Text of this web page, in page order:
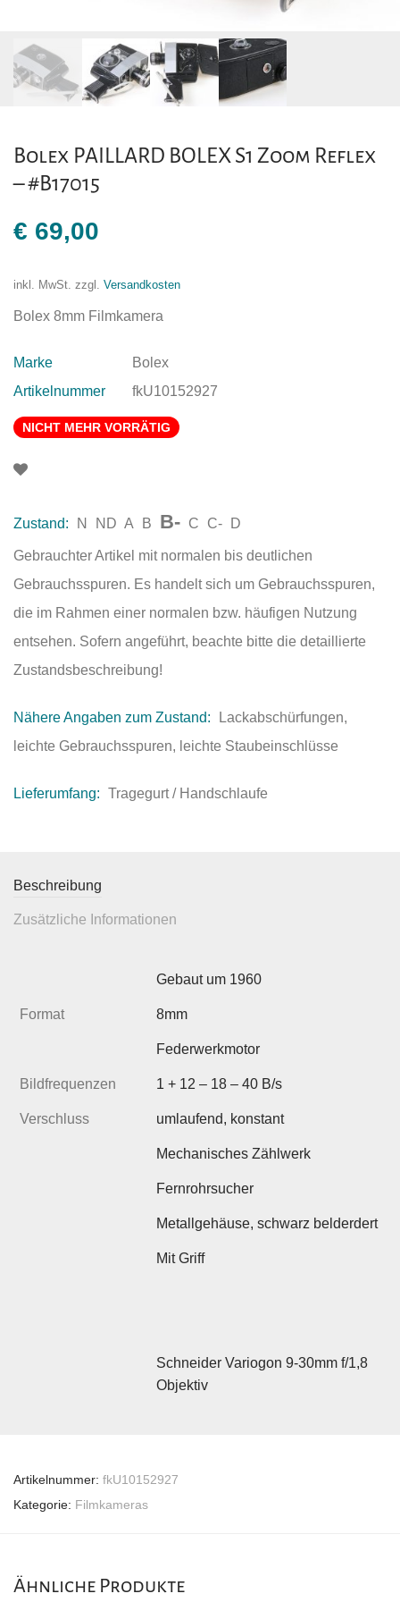
Bolex PAILLARD BOLEX S1 Zoom Reflex
– #B17015
€ 69,00
inkl. MwSt. zzgl. Versandkosten
Bolex 8mm Filmkamera
Marke
Bolex
Artikelnummer
fkU10152927
NICHT MEHR VORRÄTIG
Zustand: N ND A B B- C C- D
Gebrauchter Artikel mit normalen bis deutlichen
Gebrauchsspuren. Es handelt sich um Gebrauchsspuren,
die im Rahmen einer normalen bzw. häufigen Nutzung
entsehen. Sofern angeführt, beachte bitte die detaillierte
Zustandsbeschreibung!
Nähere Angaben zum Zustand:
Lackabschürfungen,
leichte Gebrauchsspuren, leichte Staubeinschlüsse
Lieferumfang: Tragegurt / Handschlaufe
Beschreibung
Zusätzliche Informationen
Gebaut um 1960
Format 8mm
Federwerkmotor
Bildfrequenzen 1 + 12 – 18 – 40 B/s
Verschluss umlaufend, konstant
Mechanisches Zählwerk
Fernrohrsucher
Metallgehäuse, schwarz belderdert
Mit Griff
Schneider Variogon 9-30mm f/1,8
Objektiv
Artikelnummer: fkU10152927
Kategorie: Filmkameras
Ähnliche Produkte